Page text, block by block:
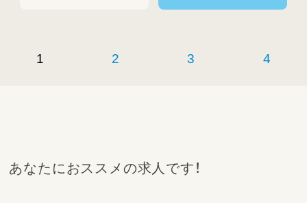
1 2 3 4
あなたにおススメの求人です！